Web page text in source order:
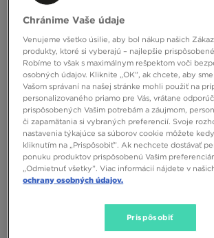
HOODRICH NOHAVICE LUZ WIDE
80,00 € 35,00 €
Chránime Vaše údaje
Venujeme všetko úsilie, aby bol nákup našich
produkty, ktoré si vyberajú – najlepšie
Robíme to však s maximálnym rešpektom voči
osobných údajov. Kliknite „OK”, ak chcete, aby
Vašom správaní na našej stránke mohli použiť na
personalizovaného priamo pre Vás, vrátane
prispôsobených Vašim potrebám a záujmom,
či zapamätania si vybraných preferencií. Svoje
nastavenia týkajúce sa súborov cookie môžete
kliknutím na „Prispôsobiť”. Ak nechcete dostávať
ponuku produktov prispôsobenú Vašim
„Odmietnuť všetky”. Viac informácií nájdete v
ochrany osobných údajov.
Prispôsobiť